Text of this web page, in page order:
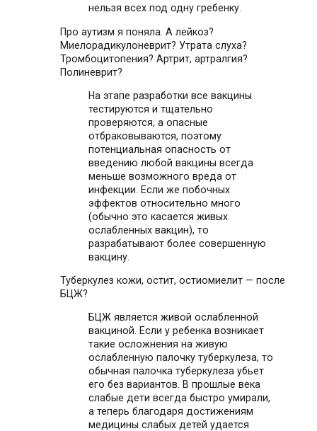
нельзя всех под одну гребенку.
Про аутизм я поняла. А лейкоз?
Миелорадикулоневрит? Утрата слуха?
Тромбоцитопения? Артрит, артралгия?
Полиневрит?
На этапе разработки все вакцины
тестируются и тщательно
проверяются, а опасные
отбраковываются, поэтому
потенциальная опасность от
введению любой вакцины всегда
меньше возможного вреда от
инфекции. Если же побочных
эффектов относительно много
(обычно это касается живых
ослабленных вакцин), то
разрабатывают более совершенную
вакцину.
Туберкулез кожи, остит, остиомиелит — после
БЦЖ?
БЦЖ является живой ослабленной
вакциной. Если у ребенка возникает
такие осложнения на живую
ослабленную палочку туберкулеза, то
обычная палочка туберкулеза убьет
его без вариантов. В прошлые века
слабые дети всегда быстро умирали,
а теперь благодаря достижениям
медицины слабых детей удается